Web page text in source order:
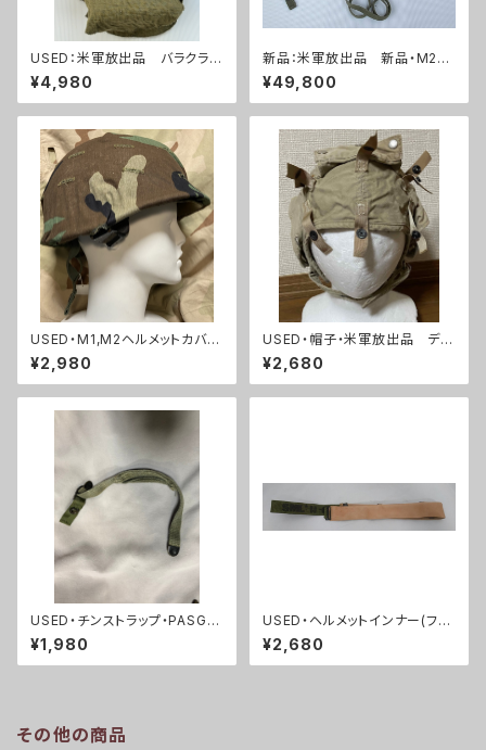
USED：米軍放出品 バラクラバ
(A0254)
¥4,980
新品：米軍放出品 新品・M2ヘ
ルメット4点セット(A0210)
¥49,800
USED・M1,M2ヘルメットカバー
ウッドランド・(A0165)
¥2,980
USED・帽子・米軍放出品 デッ
キクルー ヘルメットインナー(A
0156)
¥2,680
USED・チンストラップ・PASGT
フリッツ ヘルメット チンストラ
ップ(A0137)
¥1,980
USED・ヘルメットインナー(フリ
ッツヘルメット)HEADBAND PA
SGT HELMET(A0078)
¥2,680
その他の商品